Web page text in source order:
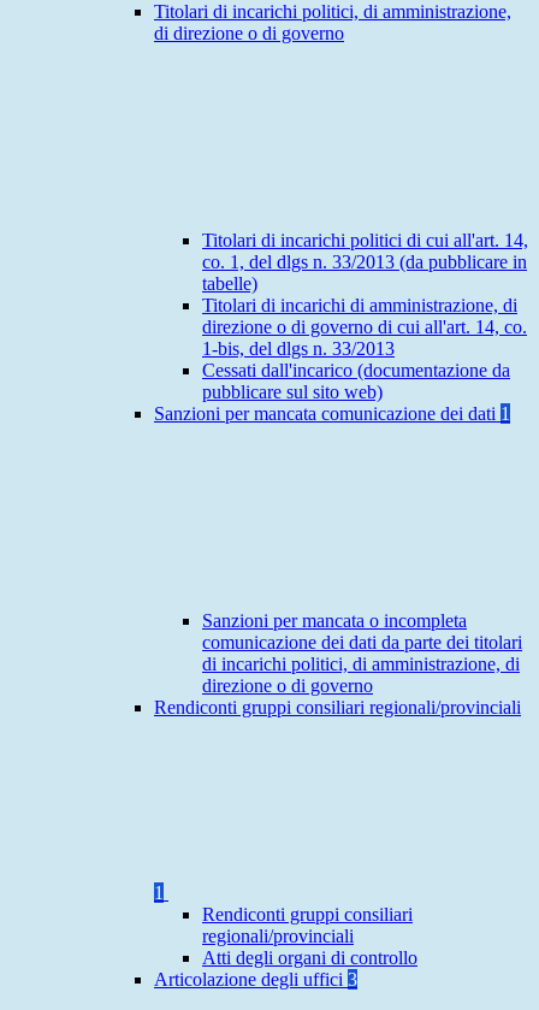
Titolari di incarichi politici, di amministrazione,
di direzione o di governo
Titolari di incarichi politici di cui all'art. 14,
co. 1, del dlgs n. 33/2013 (da pubblicare in
tabelle)
Titolari di incarichi di amministrazione, di
direzione o di governo di cui all'art. 14, co.
1-bis, del dlgs n. 33/2013
Cessati dall'incarico (documentazione da
pubblicare sul sito web)
Sanzioni per mancata comunicazione dei dati 1
Sanzioni per mancata o incompleta
comunicazione dei dati da parte dei titolari
di incarichi politici, di amministrazione, di
direzione o di governo
Rendiconti gruppi consiliari regionali/provinciali
1
Rendiconti gruppi consiliari
regionali/provinciali
Atti degli organi di controllo
Articolazione degli uffici 3